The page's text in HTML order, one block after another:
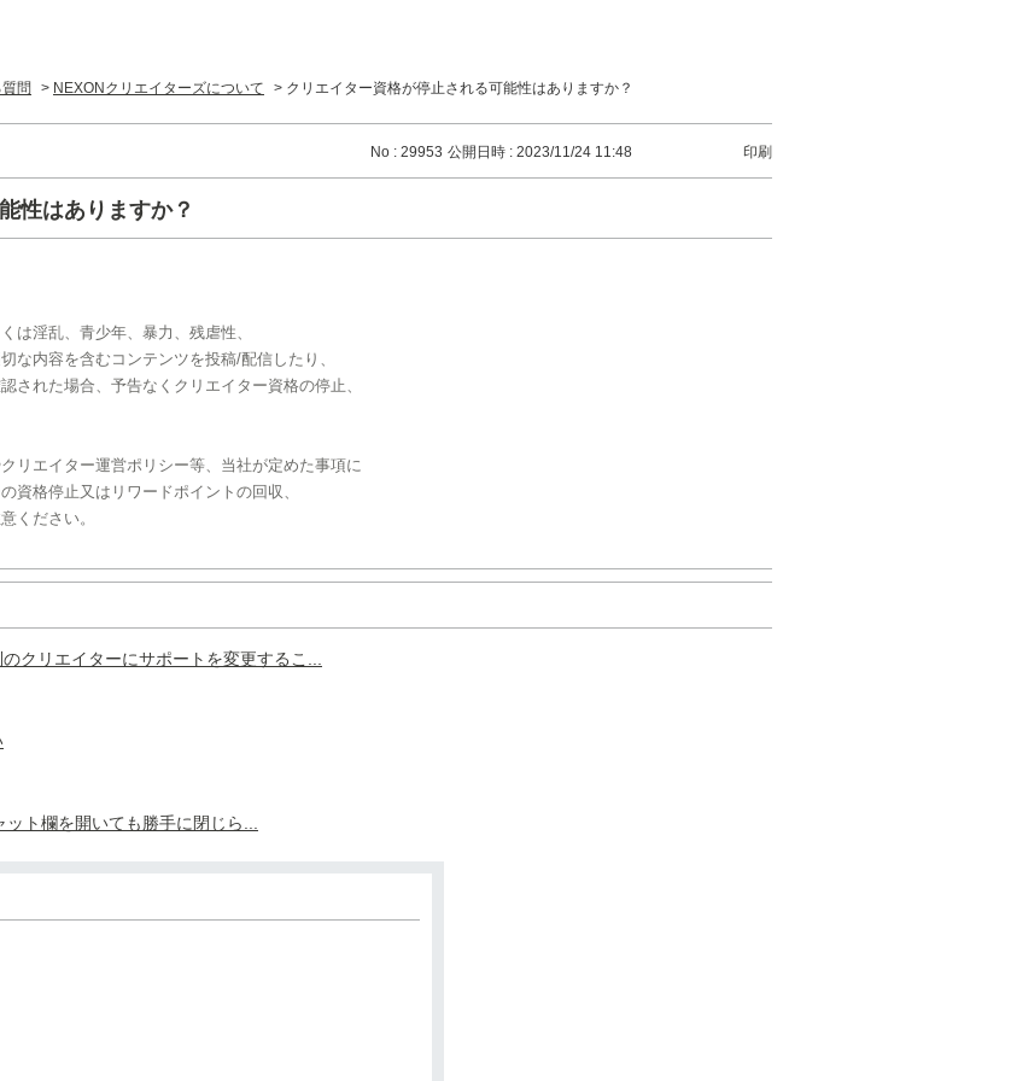
問 > NEXONクリエイターズについて > クリエイター資格が停止される可能性はありますか？
No : 29953 公開日時 : 2023/11/24 11:48 印刷
性はありますか？
は淫乱、青少年、暴力、残虐性、
な内容を含むコンテンツを投稿/配信したり、
された場合、予告なくクリエイター資格の停止、
リエイター運営ポリシー等、当社が定めた事項に
資格停止又はリワードポイントの回収、
ください。
クリエイターにサポートを変更するこ...
ト欄を開いても勝手に閉じら...